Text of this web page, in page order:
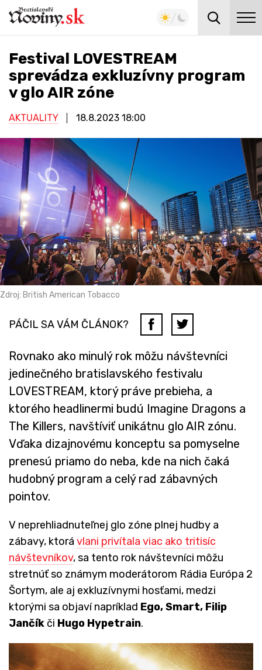
Festival LOVESTREAM
sprevádza exkluzívny program
v glo AIR zóne
AKTUALITY 18.8.2023 18:00
Zdroj: British American Tobacco
PÁČIL SA VÁM ČLÁNOK?
Rovnako ako minulý rok môžu návštevníci
jedinečného bratislavského festivalu
LOVESTREAM, ktorý práve prebieha, a
ktorého headlinermi budú Imagine Dragons a
The Killers, navštíviť unikátnu glo AIR zónu.
Vďaka dizajnovému konceptu sa pomyselne
prenesú priamo do neba, kde na nich čaká
hudobný program a celý rad zábavných
pointov.
V neprehliadnuteľnej glo zóne plnej hudby a
zábavy, ktorá vlani privítala viac ako tritisíc
návštevníkov,sa tento rok návštevníci môžu
stretnúť so známym moderátorom Rádia Európa 2
Šortym, ale aj exkluzívnymi hosťami, medzi
ktorými sa objaví napríklad Ego, Smart, Filip
Jančík či Hugo Hypetrain.